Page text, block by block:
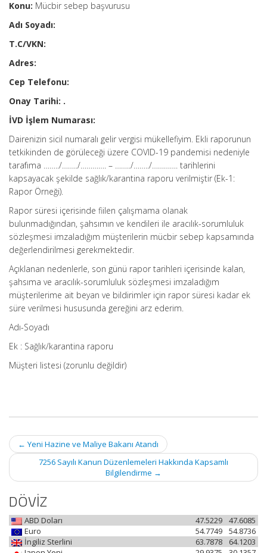
Konu: Mücbir sebep başvurusu
Adı Soyadı:
T.C/VKN:
Adres:
Cep Telefonu:
Onay Tarihi: .
İVD İşlem Numarası:
Dairenizin sicil numaralı gelir vergisi mükellefiyim. Ekli raporunun
tetkikinden de görüleceği üzere COVID-19 pandemisi nedeniyle
tarafıma ……../……../…………. – ……../……../…………. tarihlerini
kapsayacak şekilde sağlık/karantina raporu verilmiştir (Ek-1:
Rapor Örneği).
Rapor süresi içerisinde fiilen çalışmama olanak
bulunmadığından, şahsımın ve kendileri ile aracılık-sorumluluk
sözleşmesi imzaladığım müşterilerin mücbir sebep kapsamında
değerlendirilmesi gerekmektedir.
Açıklanan nedenlerle, son günü rapor tarihleri içerisinde kalan,
şahsıma ve aracılık-sorumluluk sözleşmesi imzaladığım
müşterilerime ait beyan ve bildirimler için rapor süresi kadar ek
süre verilmesi hususunda gereğini arz ederim.
Adı-Soyadı
Ek : Sağlık/karantina raporu
Müşteri listesi (zorunlu değildir)
Post
navigation
← Yeni Hazine ve Maliye Bakanı Atandı
7256 Sayılı Kanun Düzenlemeleri Hakkında Kapsamlı
Bilgilendirme →
DÖVİZ
ABD Doları 47.6085
47.5229
Euro
54.8736
54.7749
İngiliz Sterlini
64.1203
63.7878